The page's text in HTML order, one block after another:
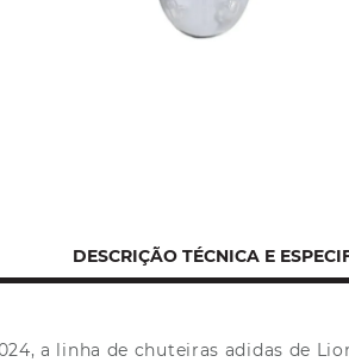
DESCRIÇÃO TÉCNICA E
a linha de chuteiras adidas de